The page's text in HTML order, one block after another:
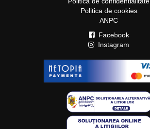
Politica de cookies
ANPC
Facebook
Instagram